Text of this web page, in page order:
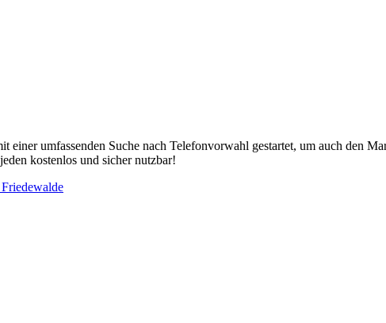
einer umfassenden Suche nach Telefonvorwahl gestartet, um auch den
kostenlos und sicher nutzbar!